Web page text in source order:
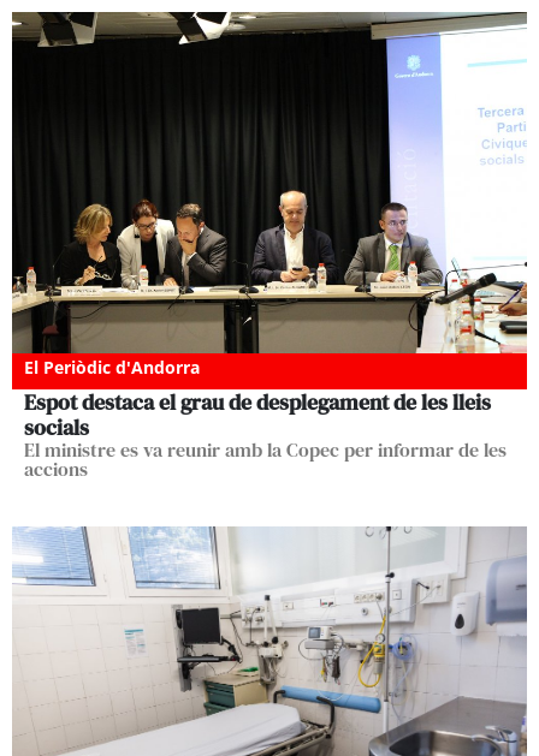
El Periòdic d'Andorra
Espot destaca el grau de desplegament de les lleis
socials
El ministre es va reunir amb la Copec per informar de les
accions